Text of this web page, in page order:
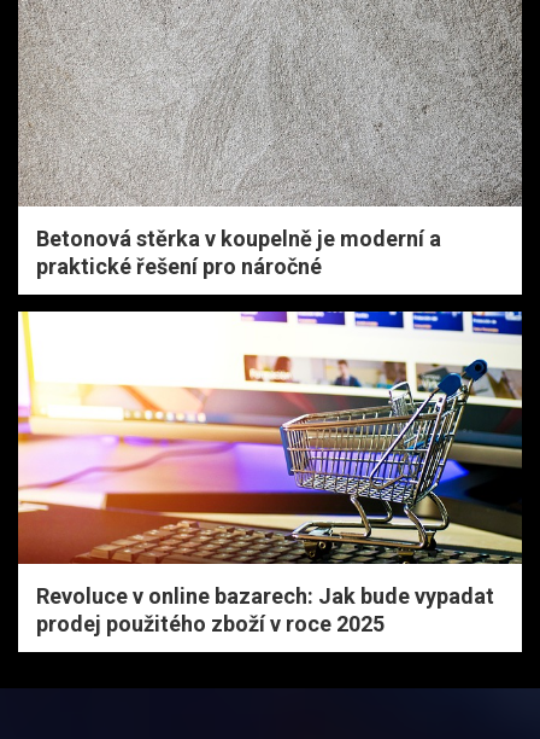
Betonová stěrka v koupelně je moderní a
praktické řešení pro náročné
Revoluce v online bazarech: Jak bude vypadat
prodej použitého zboží v roce 2025